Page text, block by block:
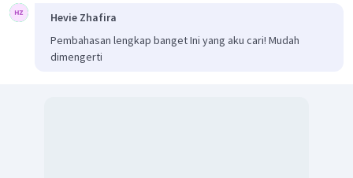
Hevie Zhafira
Pembahasan lengkap banget Ini yang aku cari! Mudah
dimengerti